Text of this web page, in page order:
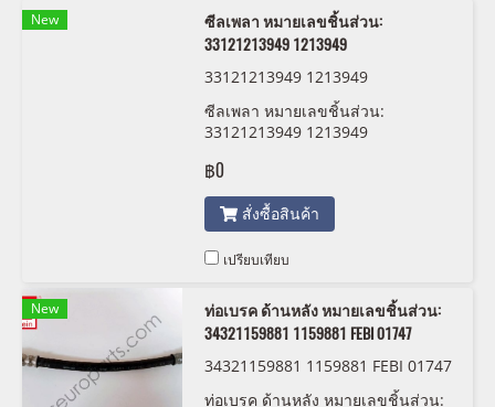
New
ซีลเพลา หมายเลขชิ้นส่วน:
33121213949 1213949
33121213949 1213949
ซีลเพลา หมายเลขชิ้นส่วน:
33121213949 1213949
฿0
สั่งซื้อสินค้า
เปรียบเทียบ
New
ท่อเบรค ด้านหลัง หมายเลขชิ้นส่วน:
34321159881 1159881 FEBI 01747
34321159881 1159881 FEBI 01747
ท่อเบรค ด้านหลัง หมายเลขชิ้นส่วน: